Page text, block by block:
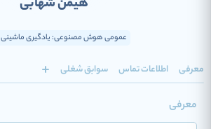
هیمن شهابی
عمومی هوش مصنوعی: یادگیری ماشینی
معرفی اطلاعات تماس سوابق شغلی
معرفی